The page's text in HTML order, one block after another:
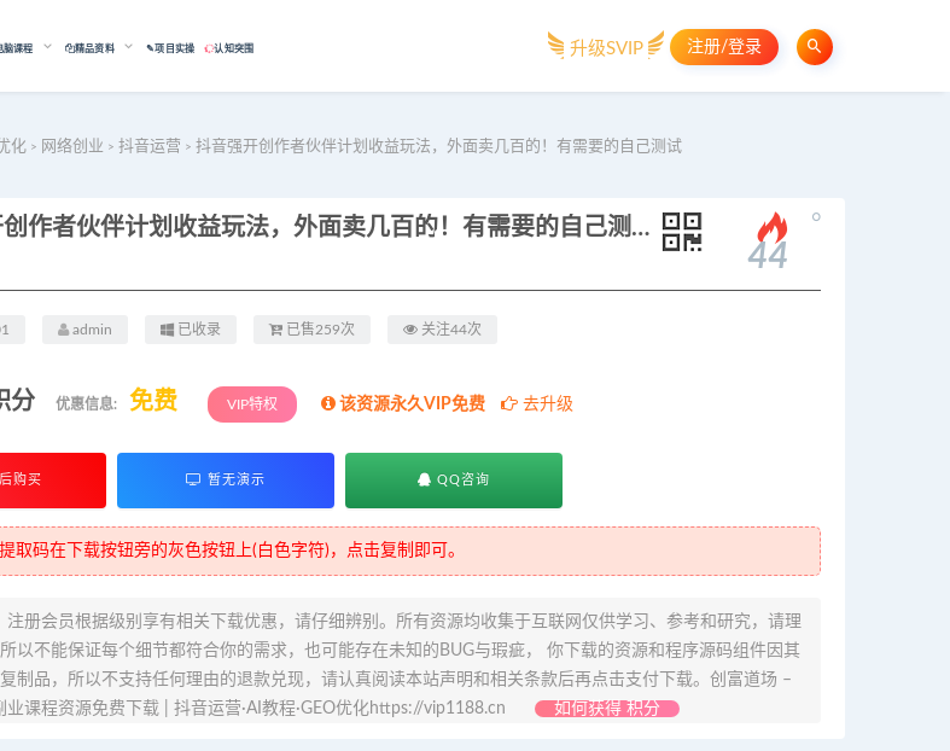
脑课程 精品资料 ✎项目实操 认知突围 升级SVIP 注册/登录
化 > 网络创业 > 抖音运营 > 抖音强开创作者伙伴计划收益玩法，外面卖几百的！有需要的自己测试
抖音强开创作者伙伴计划收益玩法，外面卖几百的！有需要的自己测试
44
。
admin 已收录 已售259次 关注44次
分 优惠信息: 免费 VIP特权 该资源永久VIP免费 去升级
购买 暂无演示 QQ咨询
提取码在下载按钮旁的灰色按钮上(白色字符)，点击复制即可。
注册会员根据级别享有相关下载优惠，请仔细辨别。所有资源均收集于互联网仅供学习、参考和研究，请理
以不能保证每个细节都符合你的需求，也可能存在未知的BUG与瑕疵， 你下载的资源和程序源码组件因其
制品，所以不支持任何理由的退款兑现，请认真阅读本站声明和相关条款后再点击支付下载。创富道场 –
业课程资源免费下载 | 抖音运营·AI教程·GEO优化https://vip1188.cn
如何获得 积分